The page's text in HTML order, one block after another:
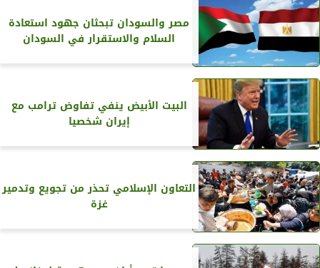
مصر والسودان تبحثان جهود استعادة
السلام والاستقرار في السودان
البيت الأبيض ينفي تفاوض ترامب مع
إيران شخصيا
التعاون الإسلامي تحذر من تجويع وتدمير
غزة